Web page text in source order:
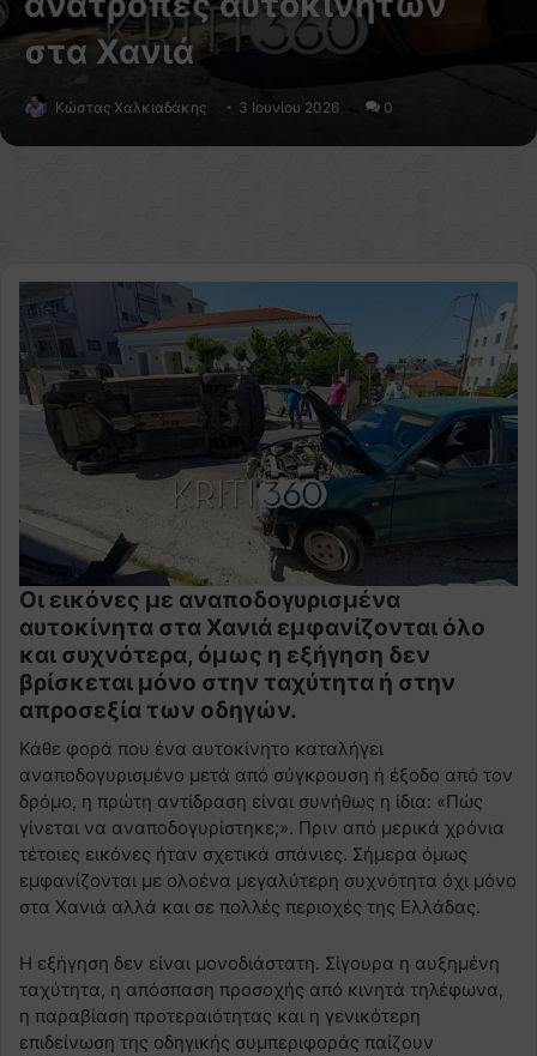
στα Χανιά
Κώστας Χαλκιαδάκης 3 Ιουνίου 2026 0
Οι εικόνες με αναποδογυρισμένα
αυτοκίνητα στα Χανιά εμφανίζονται όλο
και συχνότερα, όμως η εξήγηση δεν
βρίσκεται μόνο στην ταχύτητα ή στην
απροσεξία των οδηγών.
Κάθε φορά που ένα αυτοκίνητο καταλήγει
αναποδογυρισμένο μετά από σύγκρουση ή έξοδο από τον
δρόμο, η πρώτη αντίδραση είναι συνήθως η ίδια: «Πώς
γίνεται να αναποδογυρίστηκε;». Πριν από μερικά χρόνια
τέτοιες εικόνες ήταν σχετικά σπάνιες. Σήμερα όμως
εμφανίζονται με ολοένα μεγαλύτερη συχνότητα όχι μόνο
στα Χανιά αλλά και σε πολλές περιοχές της Ελλάδας.
Η εξήγηση δεν είναι μονοδιάστατη. Σίγουρα η αυξημένη
ταχύτητα, η απόσπαση προσοχής από κινητά τηλέφωνα,
η παραβίαση προτεραιότητας και η γενικότερη
επιδείνωση της οδηγικής συμπεριφοράς παίζουν